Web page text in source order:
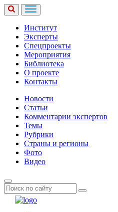
Институт
Эксперты
Спецпроекты
Мероприятия
Библиотека
О проекте
Контакты
Новости
Статьи
Комментарии экспертов
Темы
Рубрики
Страны и регионы
Фото
Видео